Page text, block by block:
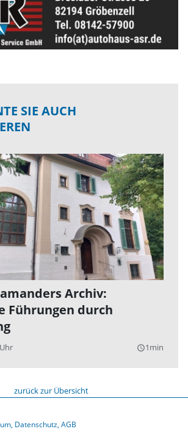
SIE AUCH
Archiv:
Führungen durch
query_builder1min
zurück zur Übersicht
Datenschutz AGB